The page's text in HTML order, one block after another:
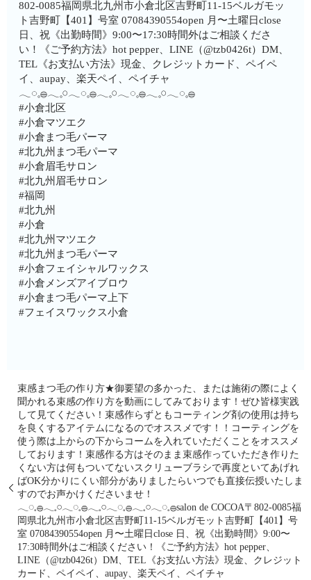
802-0085福岡県北九州市小倉北区吉野町11-15ベルガモッ
ト吉野町【401】号室︎ 07084390554open 月〜土曜日close
日、祝《出勤時間》9:00〜17:30時間外はご相談くださ
い！《ご予約方法》hot pepper、LINE（@tzb0426t）DM、
TEL《お支払い方法》現金、クレジットカード、ペイペ
イ、aupay、楽天ペイ、ペイチャ
𓂃◌𓈒𓐍𓂃𓈒𓏸𓂃◌𓈒𓐍𓂃𓈒𓏸𓂃◌𓈒𓐍𓂃𓈒𓏸𓂃◌𓈒𓐍
#小倉北区
#小倉マツエク
#小倉まつ毛パーマ
#北九州まつ毛パーマ
#小倉眉毛サロン
#北九州眉毛サロン
#福岡
#北九州
#小倉
#北九州マツエク
#北九州まつ毛パーマ
#小倉フェイシャルワックス
#小倉メンズアイブロウ
#小倉まつ毛パーマ上下
#フェイスワックス小倉
束感まつ毛の作り方★御要望の多かった、または施術の際によく
聞かれる束感の作り方を動画にしてみております！ぜひ皆様実践
して見てください！束感作らずともコーティング剤の使用は持ち
を良くするアイテムになるのでオススメです！！コーティングを
使う際は上からの下からコームを入れていただくことをオススメ
しております！束感作る方はそのまま束感作っていただき作りた
くない方は何もついてないスクリューブラシで再度といてあげれ
ばOK分かりにくい部分がありましたらいつでも直接伝授いたしま
すのでお声かけくださいませ！
𓂃◌𓈒𓐍𓂃𓈒𓏸𓂃◌𓈒𓐍𓂃𓈒𓏸𓂃◌𓈒𓐍𓂃𓈒𓏸𓂃◌𓈒𓐍salon de COCOA〒802-0085福
岡県北九州市小倉北区吉野町11-15ベルガモット吉野町【401】号
室︎ 07084390554open 月〜土曜日close 日、祝《出勤時間》9:00〜
17:30時間外はご相談ください！《ご予約方法》hot pepper、
LINE（@tzb0426t）DM、TEL《お支払い方法》現金、クレジット
カード、ペイペイ、aupay、楽天ペイ、ペイチャ